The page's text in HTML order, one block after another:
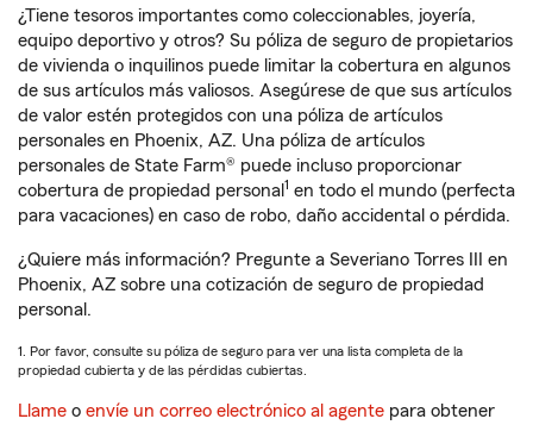
¿Tiene tesoros importantes como coleccionables, joyería,
equipo deportivo y otros? Su póliza de seguro de propietarios
de vivienda o inquilinos puede limitar la cobertura en algunos
de sus artículos más valiosos. Asegúrese de que sus artículos
de valor estén protegidos con una póliza de artículos
personales en Phoenix, AZ. Una póliza de artículos
personales de State Farm® puede incluso proporcionar
cobertura de propiedad personal 1 en todo el mundo (perfecta
para vacaciones) en caso de robo, daño accidental o pérdida.
¿Quiere más información? Pregunte a Severiano Torres III en
Phoenix, AZ sobre una cotización de seguro de propiedad
personal.
1. Por favor, consulte su póliza de seguro para ver una lista completa de la
propiedad cubierta y de las pérdidas cubiertas.
Llame o envíe un correo electrónico al agente para obtener